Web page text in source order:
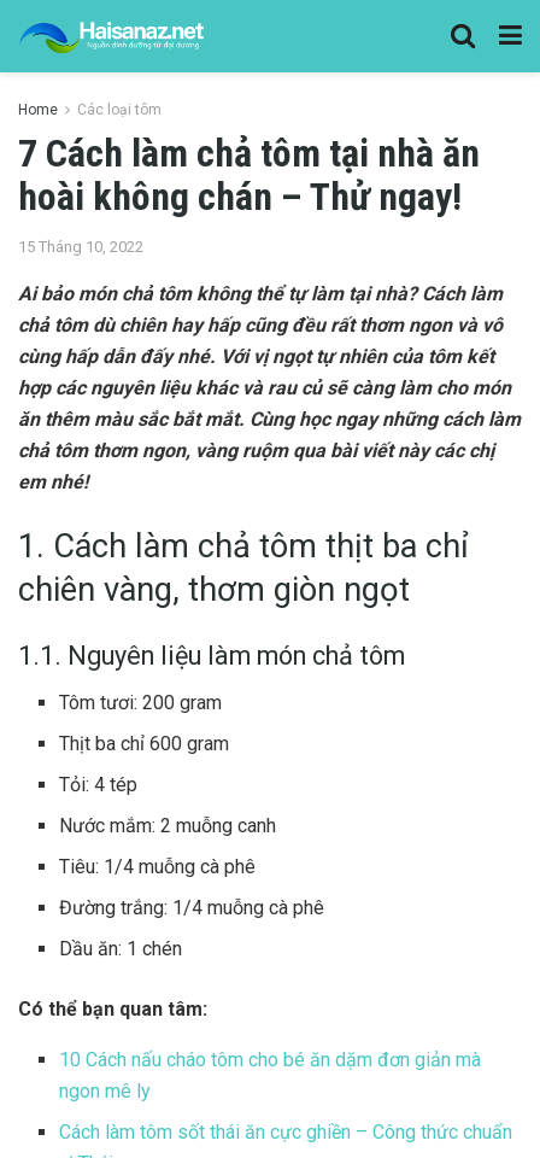
Home Các loại tôm
7 Cách làm chả tôm tại nhà ăn
hoài không chán – Thử ngay!
15 Tháng 10, 2022
Ai bảo món chả tôm không thể tự làm tại nhà? Cách làm
chả tôm dù chiên hay hấp cũng đều rất thơm ngon và vô
cùng hấp dẫn đấy nhé. Với vị ngọt tự nhiên của tôm kết
hợp các nguyên liệu khác và rau củ sẽ càng làm cho món
ăn thêm màu sắc bắt mắt. Cùng học ngay những cách làm
chả tôm thơm ngon, vàng ruộm qua bài viết này các chị
em nhé!
1. Cách làm chả tôm thịt ba chỉ
chiên vàng, thơm giòn ngọt
1.1. Nguyên liệu làm món chả tôm
Tôm tươi: 200 gram
Thịt ba chỉ 600 gram
Tỏi: 4 tép
Nước mắm: 2 muỗng canh
Tiêu: 1/4 muỗng cà phê
Đường trắng: 1/4 muỗng cà phê
Dầu ăn: 1 chén
Có thể bạn quan tâm:
10 Cách nấu cháo tôm cho bé ăn dặm đơn giản mà
ngon mê ly
Cách làm tôm sốt thái ăn cực ghiền – Công thức chuẩn